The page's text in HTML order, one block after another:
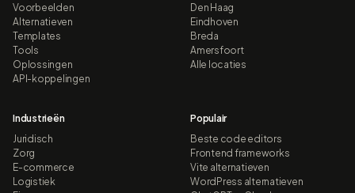
Voorbeelden
Alternatieven
Templates
Tools
Oplossingen
API-koppelingen
Den Haag
Eindhoven
Breda
Amersfoort
Alle locaties
Industrieën
Juridisch
Zorg
E-commerce
Logistiek
Populair
Beste code editors
Frontend frameworks
Vite alternatieven
WordPress alternatieven